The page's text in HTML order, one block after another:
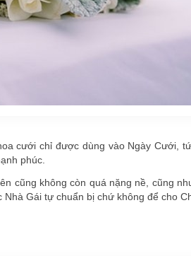
cưới chỉ được dùng vào Ngày Cưới,
phúc.
cũng không còn quá nặng nề, cũng
Gái tự chuẩn bị chứ không để cho